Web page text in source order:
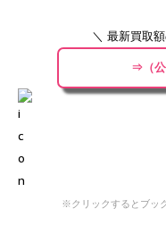
＼ 最新買取
⇒（公
※クリックするとブッ